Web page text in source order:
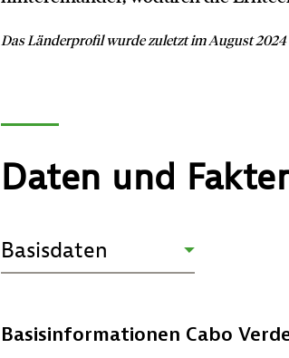
Das Länderprofil wurde zuletzt im August
Daten und
Basisdaten